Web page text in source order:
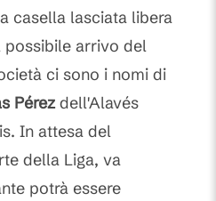
casella lasciata libera
possibile arrivo del
ci sono i nomi di
Pérez dell'Alavés
In attesa del
della Liga, va
potrà essere